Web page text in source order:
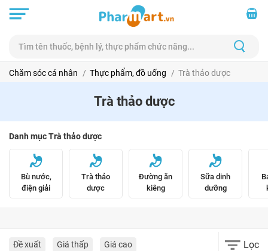
Chăm sóc cá nhân Thực phẩm, đồ uống Trà thảo dược
Trà thảo dược
Danh mục Trà thảo dược
Bù nước,
điện giải
Trà thảo
dược
Đường ăn
kiêng
Sữa dinh
dưỡng
Đề xuất Giá thấp Giá cao Lọc